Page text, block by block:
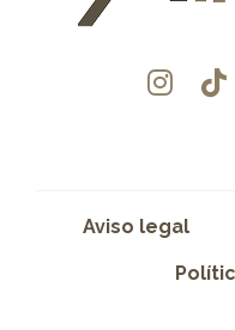
Aviso legal